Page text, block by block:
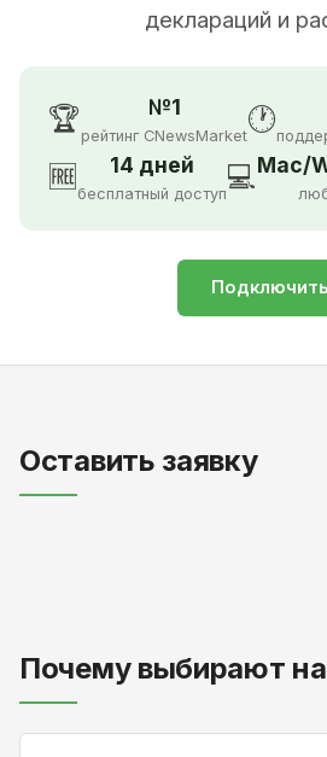
деклараций и
🏆 №1
рейтинг CNewsMarket🕐
🆓 14 дней
бесплатный доступ💻Mac/
Подключить
Оставить заявку
Почему выбирают